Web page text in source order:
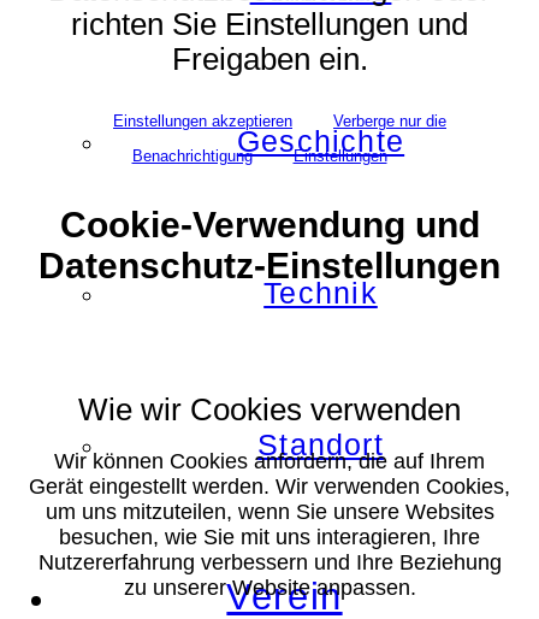
Geschichte
Technik
Standort
Verein
richten Sie Einstellungen und
Freigaben ein.
Einstellungen akzeptieren
Verberge nur die
Benachrichtigung
Einstellungen
Cookie-Verwendung und
Datenschutz-Einstellungen
Wie wir Cookies verwenden
Wir können Cookies anfordern, die auf Ihrem
Gerät eingestellt werden. Wir verwenden Cookies,
um uns mitzuteilen, wenn Sie unsere Websites
besuchen, wie Sie mit uns interagieren, Ihre
Nutzererfahrung verbessern und Ihre Beziehung
zu unserer Website anpassen.